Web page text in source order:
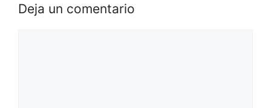
Deja un comentario